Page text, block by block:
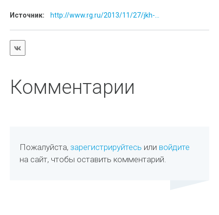
Источник: http://www.rg.ru/2013/11/27/jkh-...
Комментарии
Пожалуйста,зарегистрируйтесь или войдите
на сайт, чтобы оставить комментарий.